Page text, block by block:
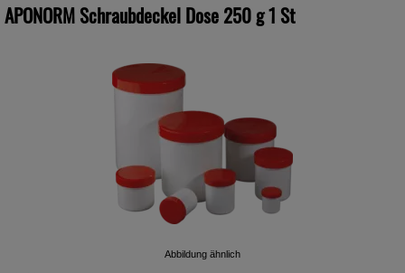
APONORM Schraubdeckel Dose 250 g1 St
Abbildung ähnlich